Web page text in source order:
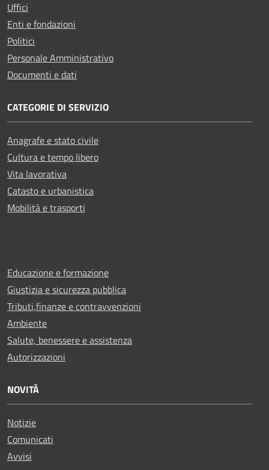
Uffici
Enti e fondazioni
Politici
Personale Amministrativo
Documenti e dati
CATEGORIE DI SERVIZIO
Anagrafe e stato civile
Cultura e tempo libero
Vita lavorativa
Catasto e urbanistica
Mobilità e trasporti
Educazione e formazione
Giustizia e sicurezza pubblica
Tributi,finanze e contravvenzioni
Ambiente
Salute, benessere e assistenza
Autorizzazioni
NOVITÀ
Notizie
Comunicati
Avvisi